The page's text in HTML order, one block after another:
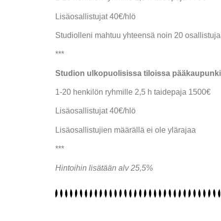
Lisäosallistujat 40€/hlö
Studiolleni mahtuu yhteensä noin 20
***
Studion ulkopuolisissa tiloissa
1-20 henkilön ryhmille 2,5 h taidepaja 1500€
Lisäosallistujat 40€/hlö
Lisäosallistujien määrällä ei ole ylärajaa
***
Hintoihin lisätään alv 25,5%